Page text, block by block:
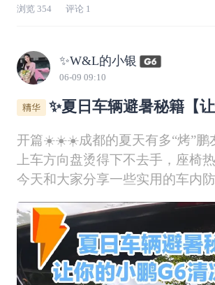
浏览 354 评论 1
✨W&L的小银
06-09 09:10
✨夏日车辆避暑秘籍【
开篇☀️☀️☀️成都的夏天有多“烤”鹏
上车方向盘烫得下不去手，座椅
今天和大家分享一些实用的车内
巧，实测下来效果直接拉满！ 🌞
天窗遮阳帘，把直射阳光全挡住
然通透，但夏天晒起来真的遭不
阳帘后，整个车顶瞬间变成“隔热